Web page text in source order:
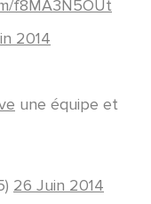
f8MA3N5OUt
2014
une équipe et
26 Juin 2014